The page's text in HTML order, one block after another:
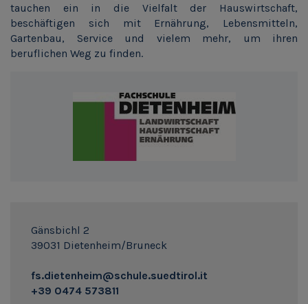
tauchen ein in die Vielfalt der Hauswirtschaft,
beschäftigen sich mit Ernährung, Lebensmitteln,
Gartenbau, Service und vielem mehr, um ihren
beruflichen Weg zu finden.
Gänsbichl 2
39031 Dietenheim/Bruneck
fs.dietenheim@schule.suedtirol.it
+39 0474 573811